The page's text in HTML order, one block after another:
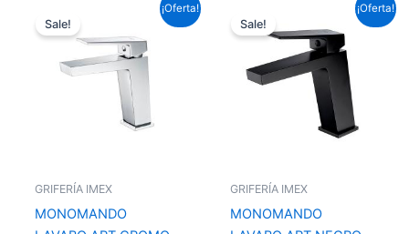
¡Oferta!
Sale!
GRIFERÍA IMEX
MONOMANDO
original
era:
87,12 €.
precio
es:
64,49 €.
¡Oferta!
Sale!
GRIFERÍA IMEX
MONOMANDO
original
95,59 €.
precio
actual
es:
70,76 €.